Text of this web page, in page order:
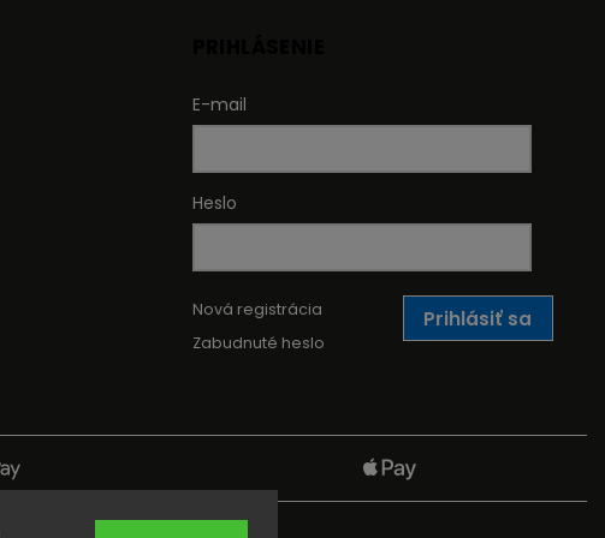
E-mail
Heslo
Prihlásiť sa
Nová registrácia
Zabudnuté heslo